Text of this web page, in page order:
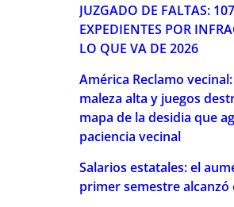
JUZGADO DE FALTAS:
EXPEDIENTES POR
LO QUE VA DE 2026
América Reclamo
maleza alta y juegos
mapa de la desidia que
paciencia vecinal
Salarios estatales: el
primer semestre alcanzó